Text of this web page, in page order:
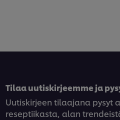
Tilaa uutiskirjeemme ja
Uutiskirjeen tilaajana pysyt
reseptiikasta, alan